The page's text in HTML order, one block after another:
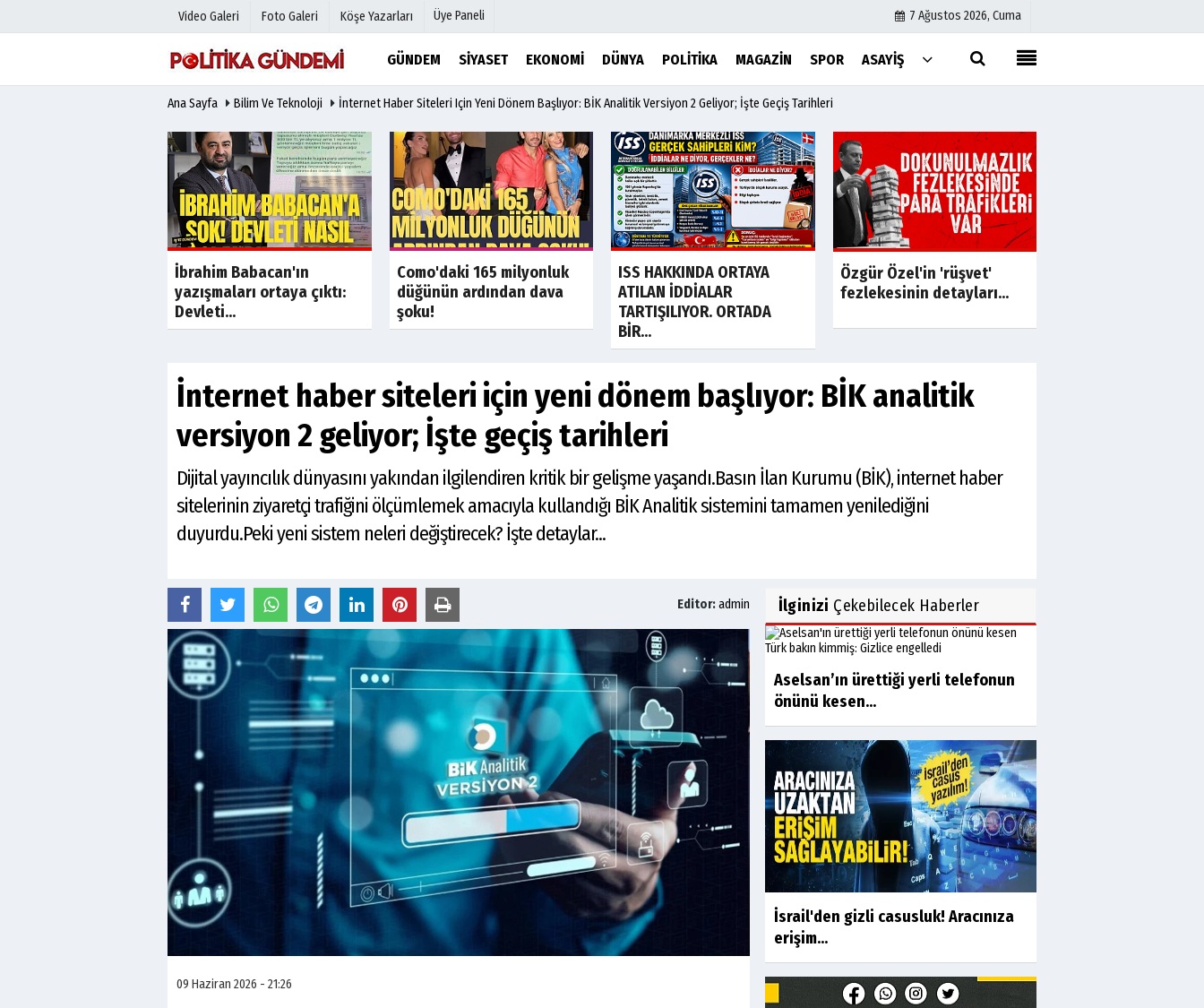
Video Galeri Foto Galeri Köşe Yazarları Üye Paneli 7 Ağustos 2026, Cuma
GÜNDEM SIYASET EKONOMI DÜNYA POLITIKA MAGAZIN SPOR ASAYIŞ
Hava Durumu
Gazete Manşetleri
Anketler
Biyografiler
Köşe Yazarları
Video Galeri
Foto Galeri
Etkinlikler
İletişim
Çerez Politikası
Gizlilik İlkeleri
Ana Sayfa Bilim Ve Teknoloji İnternet Haber Siteleri Için Yeni Dönem Başlıyor: BİK Analitik Versiyon 2 Geliyor; İşte Geçiş Tarihleri
Son Dakika
İbrahim Babacan'ın
yazışmaları ortaya çıktı:
Devleti...
Son Dakika
Como'daki 165 milyonluk
düğünün ardından dava
şoku!
Son Dakika
ISS HAKKINDA ORTAYA
ATILAN İDDİALAR
TARTIŞILIYOR. ORTADA
BİR...
Özgür Özel'in 'rüşvet'
fezlekesinin detayları...
İnternet haber siteleri için yeni dönem başlıyor: BİK analitik
versiyon 2 geliyor; İşte geçiş tarihleri
Dijital yayıncılık dünyasını yakından ilgilendiren kritik bir gelişme yaşandı.Basın İlan Kurumu (BİK), internet haber
sitelerinin ziyaretçi trafiğini ölçümlemek amacıyla kullandığı BİK Analitik sistemini tamamen yenilediğini
duyurdu.Peki yeni sistem neleri değiştirecek? İşte detaylar...
Editor:admin
09 Haziran 2026 - 21:26
İlginizi Çekebilecek Haberler
Aselsan’ın ürettiği yerli telefonun
önünü kesen...
İsrail'den gizli casusluk! Aracınıza
erişim...